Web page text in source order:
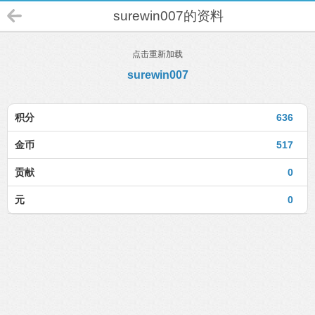
surewin007的资料
点击重新加载
surewin007
636
积分
517
金币
0
贡献
0
元